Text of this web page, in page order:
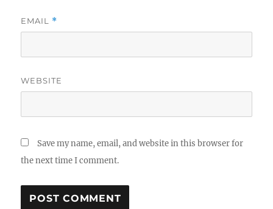
EMAIL *
WEBSITE
Save my name, email, and website in this browser for
the next time I comment.